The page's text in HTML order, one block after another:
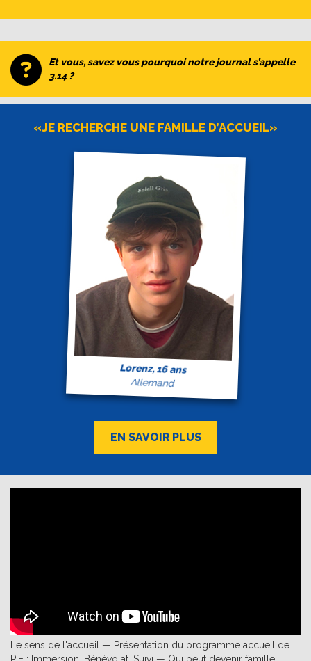
Et vous, savez vous pourquoi notre journal s’appelle
3.14 ?
«JE RECHERCHE UNE FAMILLE D’ACCUEIL»
Lorenz, 16 ans
Allemand
EN SAVOIR PLUS
Le sens de l'accueil — Présentation du programme accueil de